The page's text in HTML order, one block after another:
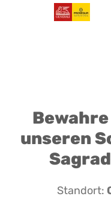
unseren
Standort: